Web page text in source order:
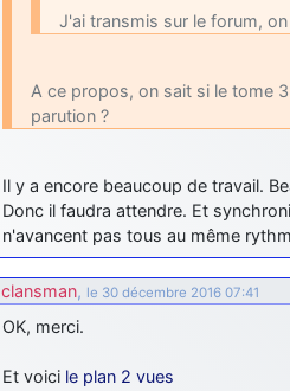
J'ai transmis sur le forum,
A ce propos, on sait si le tome
parution ?
Il y a encore beaucoup de travail.
Donc il faudra attendre. Et
n'avancent pas tous au même
clansman, le 30 décembre 2016 07:41
OK, merci.
Et voici le plan 2 vues